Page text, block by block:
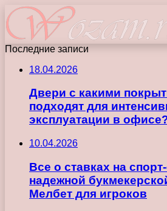
Последние записи
18.04.2026
Двери с какими
подходят для
эксплуатации в
10.04.2026
Все о ставках на
надежной
Мелбет для игроков